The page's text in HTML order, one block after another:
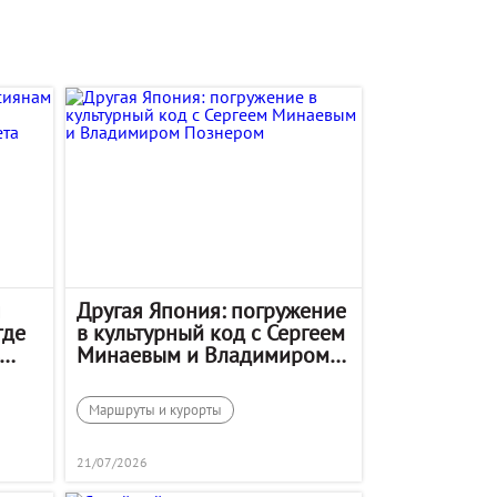
Другая Япония: погружение
в культурный код с Сергеем
Минаевым и Владимиром
Маршруты и курорты
21/07/2026